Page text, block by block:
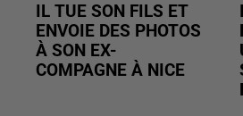
IL TUE SON FILS ET
ENVOIE DES PHOTOS
À SON EX-
COMPAGNE À NICE